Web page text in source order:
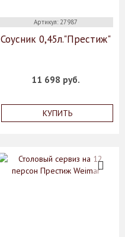
Артикул: 27987
Соусник 0,45л."Престиж"
11 698 руб.
КУПИТЬ